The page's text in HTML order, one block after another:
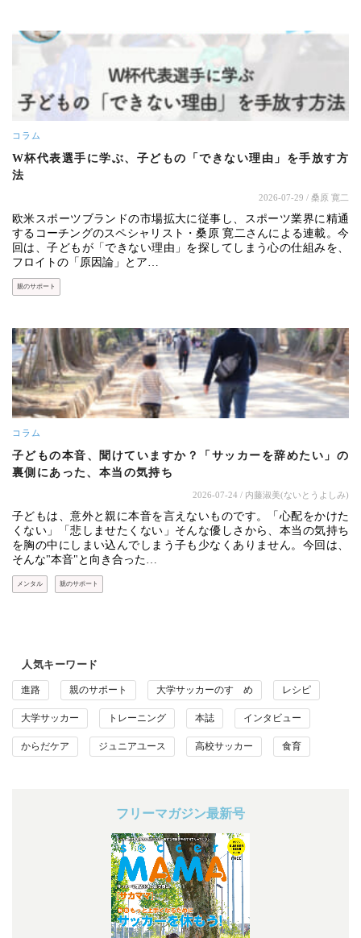
コラム
W杯代表選手に学ぶ、子どもの「できない理由」を手放す方
法
2026-07-29 / 桑原 寛二
欧米スポーツブランドの市場拡大に従事し、スポーツ業界に精通
するコーチングのスペシャリスト・桑原 寛二さんによる連載。今
回は、子どもが「できない理由」を探してしまう心の仕組みを、
フロイトの「原因論」とア…
親のサポート
コラム
子どもの本音、聞けていますか？「サッカーを辞めたい」の
裏側にあった、本当の気持ち
2026-07-24 / 内藤淑美(ないとうよしみ)
子どもは、意外と親に本音を言えないものです。「心配をかけた
くない」「悲しませたくない」そんな優しさから、本当の気持ち
を胸の中にしまい込んでしまう子も少なくありません。今回は、
そんな"本音"と向き合った…
メンタル 親のサポート
人気キーワード
進路 親のサポート 大学サッカーのすゝめ レシピ
大学サッカー トレーニング 本誌 インタビュー
からだケア ジュニアユース 高校サッカー 食育
フリーマガジン最新号